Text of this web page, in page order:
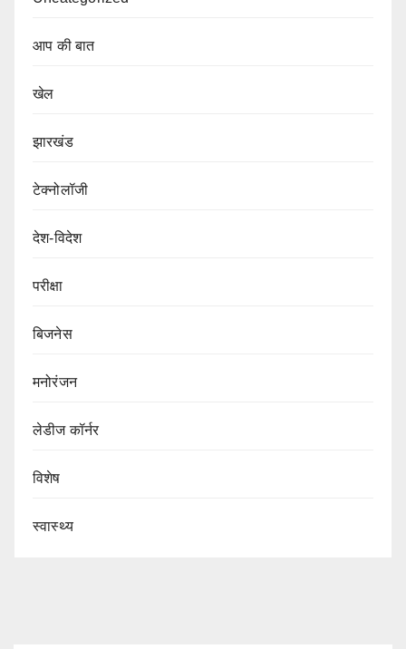
आप की बात
खेल
झारखंड
टेक्नोलॉजी
देश-विदेश
परीक्षा
बिजनेस
मनोरंजन
लेडीज कॉर्नर
विशेष
स्वास्थ्य